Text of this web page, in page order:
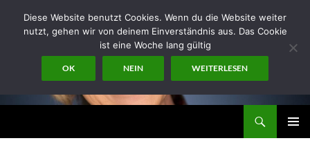
InhaltDiese Website benutzt Cookies. Wenn du die Website weiter
nutzt, gehen wir von deinem Einverständnis aus. Das Cookie
ist eine Woche lang gültig
OK NEIN WEITERLESEN